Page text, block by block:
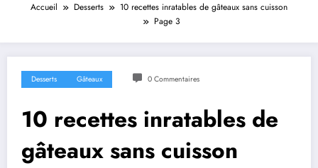
Accueil Desserts
10 recettes inratables de gâteaux sans cuisson
Page 3
Desserts Gâteaux 0 Commentaires
10 recettes inratables de
gâteaux sans cuisson